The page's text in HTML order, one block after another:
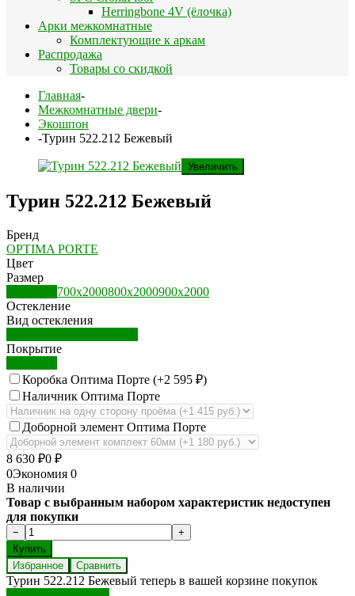
Herringbone 4V (ёлочка)
Арки межкомнатные
Комплектующие к аркам
Распродажа
Товары со скидкой
Главная-
Межкомнатные двери-
Экошпон
-Турин 522.212 Бежевый
Увеличить
Турин 522.212 Бежевый
Бренд
OPTIMA PORTE
Цвет
Размер
700х2000800х2000900х2000
Остекление
Вид остекления
Покрытие
Коробка Оптима Порте (+2 595 ₽)
Наличник Оптима Порте
Доборной элемент Оптима Порте
8 630 ₽0 ₽
0Экономия 0
В наличии
Товар с выбранным набором характеристик недоступен
для покупки
Избранное Сравнить
Турин 522.212 Бежевый теперь в вашей корзине покупок